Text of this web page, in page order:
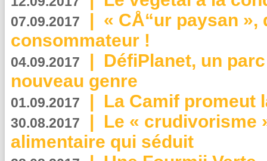
07.09.2017 | « CÅ“ur paysan
consommateur !
04.09.2017 | DéfiPlanet, un
nouveau genre
01.09.2017 | La Camif promeut
30.08.2017 | Le « crudivorisme
alimentaire qui séduit